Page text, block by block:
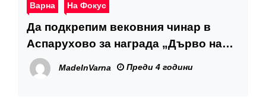
Варна На Фокус
Да подкрепим вековния чинар в
Аспарухово за награда „Дърво на
годината“
MadeInVarna Преди 4 години